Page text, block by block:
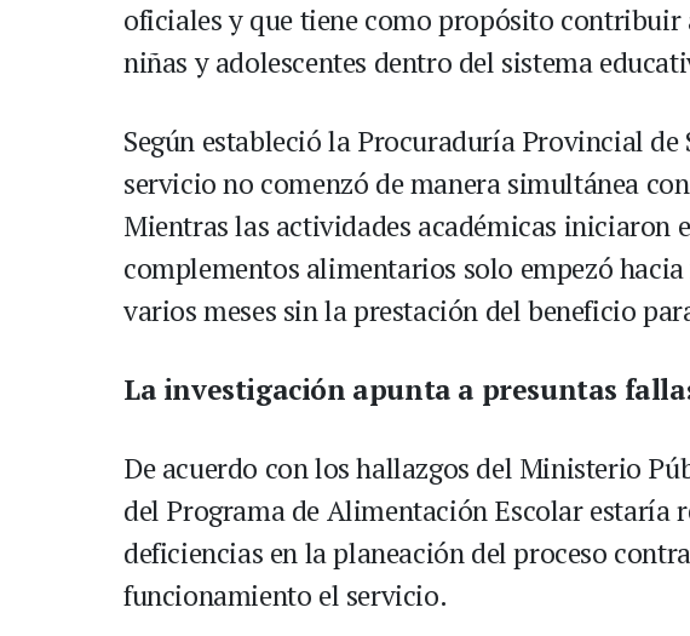
oficiales y que tiene como propósito contribuir
niñas y adolescentes dentro del sistema
Según estableció la Procuraduría Provincial de
servicio no comenzó de manera simultánea
Mientras las actividades académicas iniciaron
complementos alimentarios solo empezó
varios meses sin la prestación del beneficio
La investigación apunta a presuntas
De acuerdo con los hallazgos del Ministerio
del Programa de Alimentación Escolar estaría
deficiencias en la planeación del proceso
funcionamiento el servicio.